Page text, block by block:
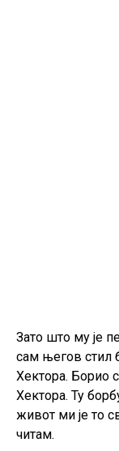
Зато што му је
сам његов стил
Хектора. Борио
Хектора. Ту
живот ми је то
читам.